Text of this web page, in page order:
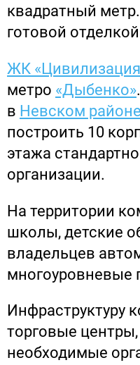
квадратный
готовой
ЖК
метро «Дыбенко»
в Невском районе
построить 10
этажа
организации.
На территории
школы, детские
владельцев
многоуровневые
Инфраструктуру
торговые
необходимые